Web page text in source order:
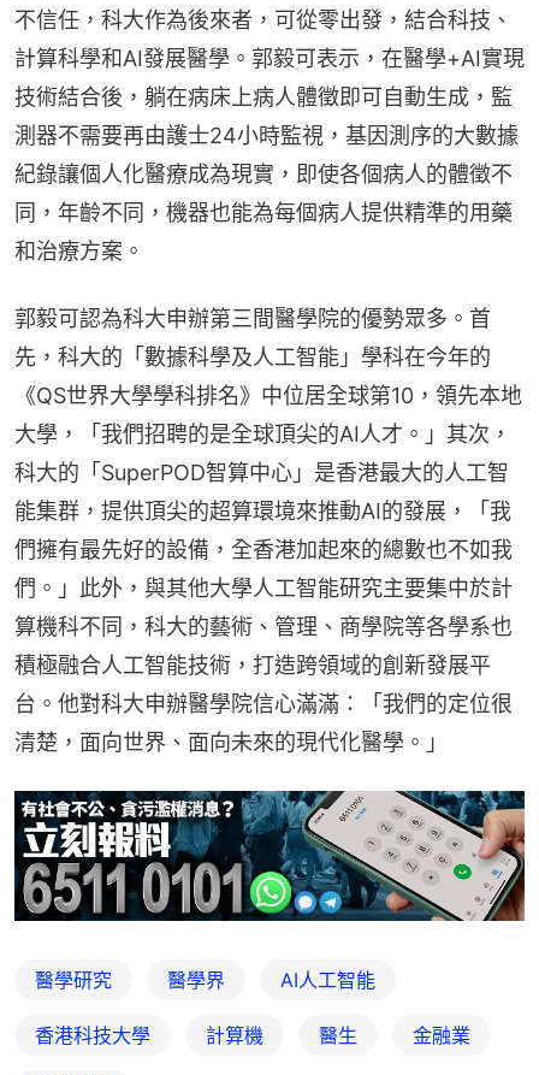
不信任，科大作為後來者，可從零出發，結合科技、
計算科學和AI發展醫學。郭毅可表示，在醫學+AI實現
技術結合後，躺在病床上病人體徵即可自動生成，監
測器不需要再由護士24小時監視，基因測序的大數據
紀錄讓個人化醫療成為現實，即使各個病人的體徵不
同，年齡不同，機器也能為每個病人提供精準的用藥
和治療方案。
郭毅可認為科大申辦第三間醫學院的優勢眾多。首
先，科大的「數據科學及人工智能」學科在今年的
《QS世界大學學科排名》中位居全球第10，領先本地
大學，「我們招聘的是全球頂尖的AI人才。」其次，
科大的「SuperPOD智算中心」是香港最大的人工智
能集群，提供頂尖的超算環境來推動AI的發展，「我
們擁有最先好的設備，全香港加起來的總數也不如我
們。」此外，與其他大學人工智能研究主要集中於計
算機科不同，科大的藝術、管理、商學院等各學系也
積極融合人工智能技術，打造跨領域的創新發展平
台。他對科大申辦醫學院信心滿滿：「我們的定位很
清楚，面向世界、面向未來的現代化醫學。」
醫學研究 醫學界 AI人工智能
香港科技大學 計算機 醫生 金融業